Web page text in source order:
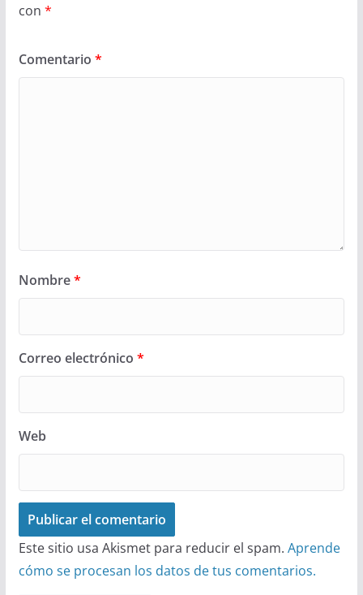
con *
Comentario *
Nombre*
Correo electrónico *
Web
Este sitio usa Akismet para reducir el spam. Aprende
cómo se procesan los datos de tus comentarios.